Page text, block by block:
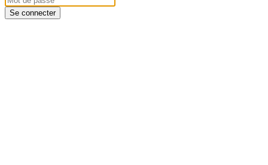
Se connecter